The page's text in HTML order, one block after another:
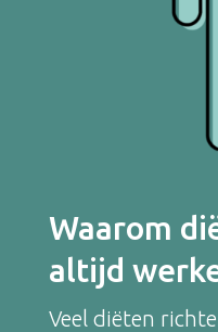
Waarom
altijd
Veel diëten